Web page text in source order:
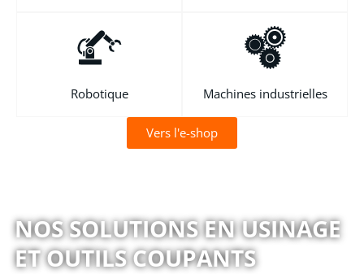
Robotique Machines industrielles
Vers l'e-shop
NOS SOLUTIONS EN USINAGE
ET OUTILS COUPANTS